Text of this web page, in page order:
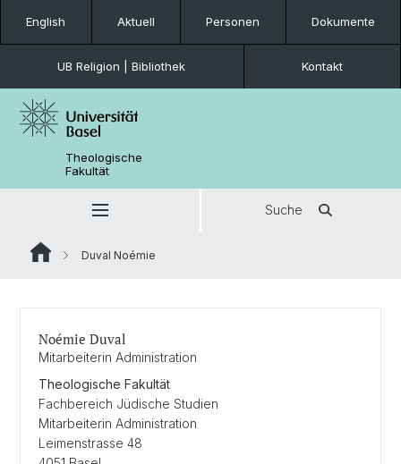
English Aktuell Personen Dokumente
UB Religion | Bibliothek Kontakt
Theologische
Fakultät
Suche
Duval Noémie
Noémie Duval
Mitarbeiterin Administration
Theologische Fakultät
Fachbereich Jüdische Studien
Mitarbeiterin Administration
Leimenstrasse 48